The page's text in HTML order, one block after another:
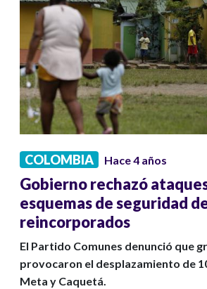
COLOMBIA Hace 4 años
Gobierno rechazó
esquemas de seguridad
reincorporados
El Partido Comunes denunció que
provocaron el desplazamiento de
Meta y Caquetá.